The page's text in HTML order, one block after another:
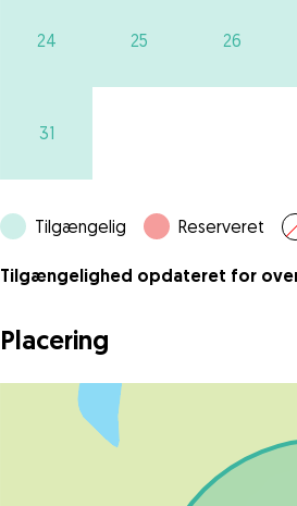
24 25 26
31
Tilgængelig Reserveret
Tilgængelighed opdateret for over
Placering